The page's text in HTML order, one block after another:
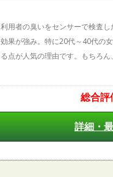
利用者の臭いをセンサーで検査
効果が強み。特に20代～40代の
る点が人気の理由です。もちろ
総合評
詳細・